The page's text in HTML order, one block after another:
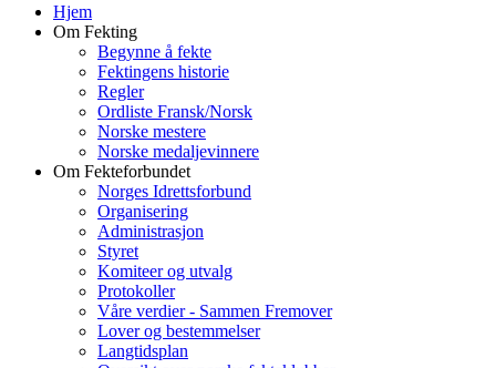
Hjem
Om Fekting
Begynne å fekte
Fektingens historie
Regler
Ordliste Fransk/Norsk
Norske mestere
Norske medaljevinnere
Om Fekteforbundet
Norges Idrettsforbund
Organisering
Administrasjon
Styret
Komiteer og utvalg
Protokoller
Våre verdier - Sammen Fremover
Lover og bestemmelser
Langtidsplan